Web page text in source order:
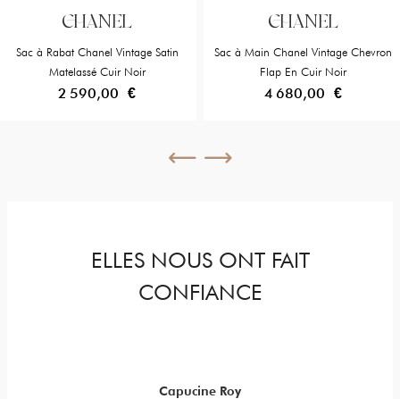
CHANEL
Sac à Rabat Chanel Vintage Satin
Matelassé Cuir Noir
2 590,00 €
CHANEL
Sac à Main Chanel Vintage Chevron
Flap En Cuir Noir
4 680,00 €
ELLES NOUS ONT FAIT
CONFIANCE
Capucine Roy